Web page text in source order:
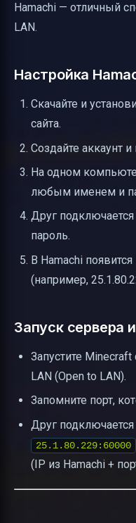
Hamachi — отличный
LAN.
Настройка
Скачайте и
сайта.
Создайте аккаунт и
На одном
любым именем и
Друг
пароль.
В Hamachi
(например,
Запуск сервера
Запустите
LAN (Open to LAN).
Запомните порт,
Друг
25.1.80.229:60000
(IP из Hamachi +